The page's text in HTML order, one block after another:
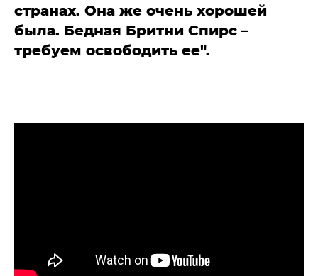
странах. Она же очень хорошей
была. Бедная Бритни Спирс –
требуем освободить ее".